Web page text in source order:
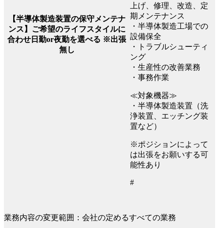
【半導体製造装置の保守メンテナ
ンス】ご希望のライフスタイルに
合わせ日勤or夜勤を選べる ※出張
無し
上げ、修理、改造、定
期メンテナンス
・半導体製造工場での
設備保全
・トラブルシューティ
ング
・生産性の改善業務
・事務作業
≪対象機器≫
・半導体製造装置（洗
浄装置、エッチング装
置など）
※ポジションによって
は出張をお願いする可
能性あり
#
業務内容の変更範囲：会社の定めるすべての業務